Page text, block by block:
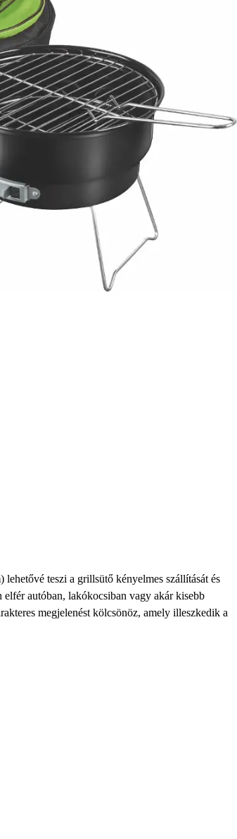
teszi a grillsütő kényelmes szállítását és
autóban, lakókocsiban vagy akár kisebb
megjelenést kölcsönöz, amely illeszkedik a